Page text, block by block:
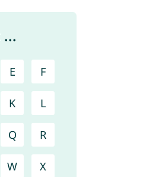
E F
K L
Q R
W X